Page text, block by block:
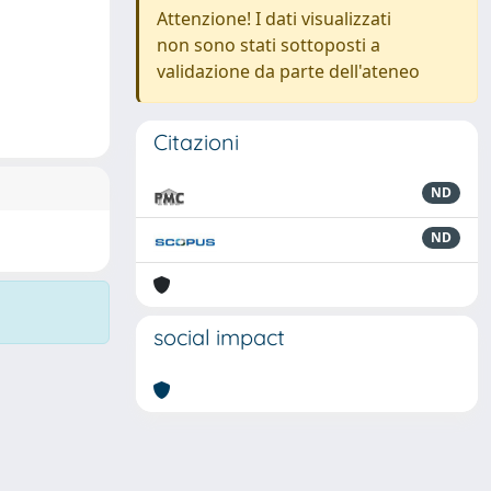
Attenzione! I dati visualizzati
non sono stati sottoposti a
validazione da parte dell'ateneo
Citazioni
ND
ND
social impact